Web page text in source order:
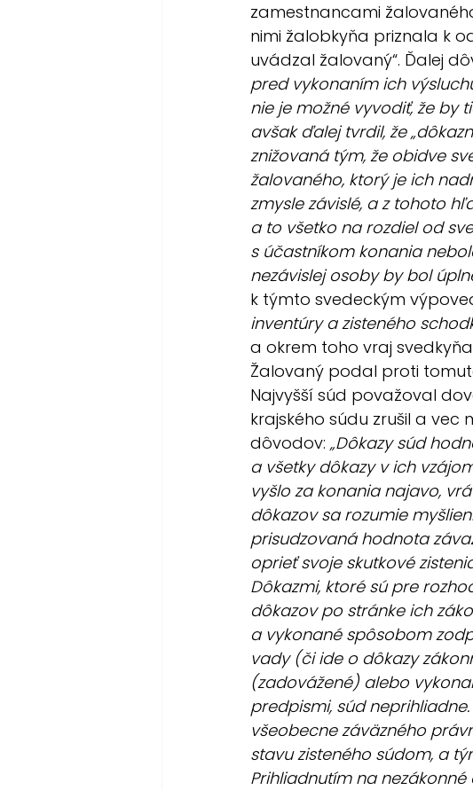
zamestnancami
nimi žalobkyňa priznala k
uvádzal žalovaný“. Ďalej
pred vykonaním ich
nie je možné vyvodiť, že by
avšak ďalej tvrdil, že
znižovaná tým, že obidve
žalovaného, ktorý je ich
zmysle závislé, a z tohoto
a to všetko na rozdiel od
s účastníkom konania
nezávislej osoby by bol
k týmto svedeckým
inventúry a zisteného
a okrem toho vraj svedkyňa
Žalovaný podal proti
Najvyšší súd považoval
krajského súdu zrušil a
dôvodov: „Dôkazy súd
a všetky dôkazy v ich
vyšlo za konania najavo,
dôkazov sa rozumie
prisudzovaná hodnota
oprieť svoje skutkové
Dôkazmi, ktoré sú pre
dôkazov po stránke ich
a vykonané spôsobom
vady (či ide o dôkazy
(zadovážené) alebo
predpismi, súd
všeobecne záväzného
stavu zisteného súdom, a
Prihliadnutím na